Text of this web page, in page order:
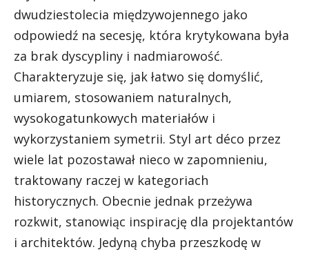
dwudziestolecia międzywojennego jako
odpowiedź na secesję, która krytykowana była
za brak dyscypliny i nadmiarowość.
Charakteryzuje się, jak łatwo się domyślić,
umiarem, stosowaniem naturalnych,
wysokogatunkowych materiałów i
wykorzystaniem symetrii. Styl art déco przez
wiele lat pozostawał nieco w zapomnieniu,
traktowany raczej w kategoriach
historycznych. Obecnie jednak przeżywa
rozkwit, stanowiąc inspirację dla projektantów
i architektów. Jedyną chyba przeszkodę w